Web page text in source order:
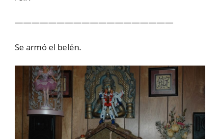
———————————————————
Se armó el belén.